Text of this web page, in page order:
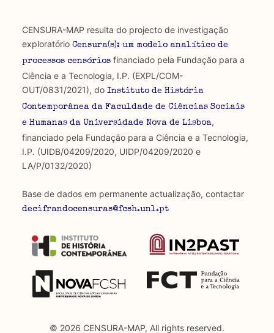
CENSURA-MAP resulta do projecto de investigação
exploratório Censura(s): um modelo analítico de
processos censóriosfinanciado pela Fundação para a
Ciência e a Tecnologia, I.P. (EXPL/COM-
OUT/0831/2021), do Instituto de História
Contemporânea da Faculdade de Ciências Sociais
e Humanas da Universidade Nova de Lisboa,
financiado pela Fundação para a Ciência e a Tecnologia,
I.P. (UIDB/04209/2020, UIDP/04209/2020 e
LA/P/0132/2020)
Base de dados em permanente actualização, contactar
decifrandocensuras@fcsh.unl.pt
© 2026 CENSURA-MAP, All rights reserved.